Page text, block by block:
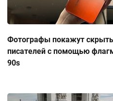
Фотографы покажут
писателей с помощью
90s